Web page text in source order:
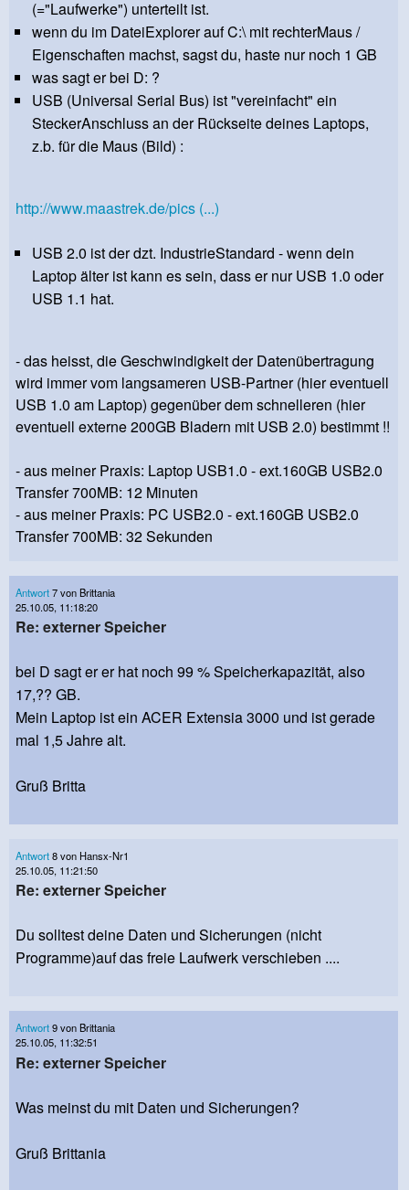
(="Laufwerke") unterteilt ist.
wenn du im DateiExplorer auf C:\ mit rechterMaus /
Eigenschaften machst, sagst du, haste nur noch 1 GB
was sagt er bei D: ?
USB (Universal Serial Bus) ist "vereinfacht" ein
SteckerAnschluss an der Rückseite deines Laptops,
z.b. für die Maus (Bild) :
http://www.maastrek.de/pics (...)
USB 2.0 ist der dzt. IndustrieStandard - wenn dein
Laptop älter ist kann es sein, dass er nur USB 1.0 oder
USB 1.1 hat.
- das heisst, die Geschwindigkeit der Datenübertragung
wird immer vom langsameren USB-Partner (hier eventuell
USB 1.0 am Laptop) gegenüber dem schnelleren (hier
eventuell externe 200GB Bladern mit USB 2.0) bestimmt !!
- aus meiner Praxis: Laptop USB1.0 - ext.160GB USB2.0
Transfer 700MB: 12 Minuten
- aus meiner Praxis: PC USB2.0 - ext.160GB USB2.0
Transfer 700MB: 32 Sekunden
Antwort7 von Brittania
25.10.05, 11:18:20
Re: externer Speicher
bei D sagt er er hat noch 99 % Speicherkapazität, also
17,?? GB.
Mein Laptop ist ein ACER Extensia 3000 und ist gerade
mal 1,5 Jahre alt.
Gruß Britta
Antwort8 von Hansx-Nr1
25.10.05, 11:21:50
Re: externer Speicher
Du solltest deine Daten und Sicherungen (nicht
Programme)auf das freie Laufwerk verschieben ....
Antwort9 von Brittania
25.10.05, 11:32:51
Re: externer Speicher
Was meinst du mit Daten und Sicherungen?
Gruß Brittania